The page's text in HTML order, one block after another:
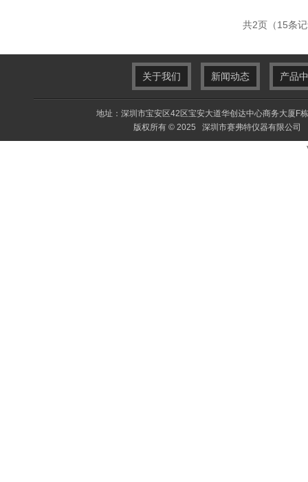
共2页（15条
关于我们 新闻动态 产品
地址：深圳市宝安区42区宝安大道华创达中心商务大
版权所有 © 2025 深圳市赛弗特仪器有限